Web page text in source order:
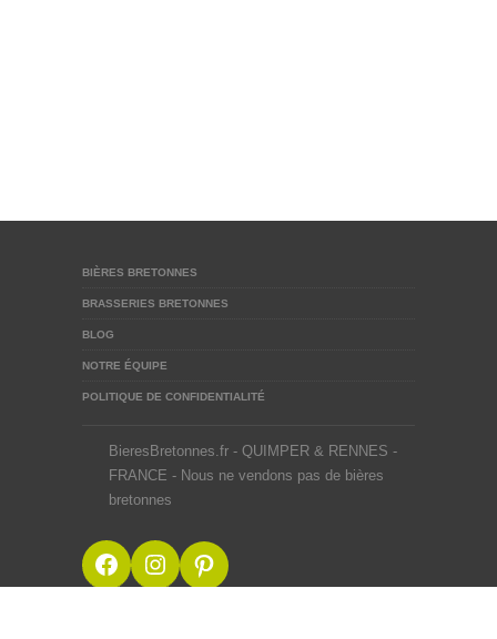
BIÈRES BRETONNES
BRASSERIES BRETONNES
BLOG
NOTRE ÉQUIPE
POLITIQUE DE CONFIDENTIALITÉ
BieresBretonnes.fr - QUIMPER & RENNES -
FRANCE - Nous ne vendons pas de bières
bretonnes
Facebook
Instagram
Pinterest